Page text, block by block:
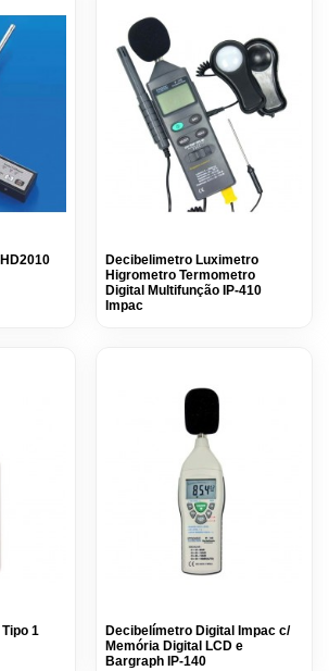
Decibelimetro Luximetro
Higrometro Termometro
Digital Multifunção IP-410
Impac
1
Decibelímetro Digital Impac c/
Memória Digital LCD e
Bargraph IP-140